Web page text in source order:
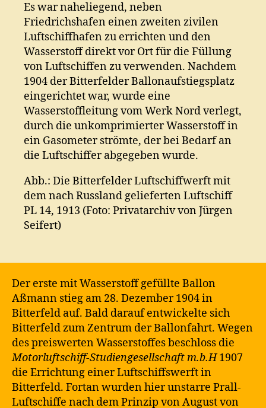
Es war naheliegend, neben
Friedrichshafen einen zweiten zivilen
Luftschiffhafen zu errichten und den
Wasserstoff direkt vor Ort für die Füllung
von Luftschiffen zu verwenden. Nachdem
1904 der Bitterfelder Ballonaufstiegsplatz
eingerichtet war, wurde eine
Wasserstoffleitung vom Werk Nord verlegt,
durch die unkomprimierter Wasserstoff in
ein Gasometer strömte, der bei Bedarf an
die Luftschiffer abgegeben wurde.
Abb.: Die Bitterfelder Luftschiffwerft mit
dem nach Russland gelieferten Luftschiff
PL 14, 1913 (Foto: Privatarchiv von Jürgen
Seifert)
Der erste mit Wasserstoff gefüllte Ballon
Aßmann stieg am 28. Dezember 1904 in
Bitterfeld auf. Bald darauf entwickelte sich
Bitterfeld zum Zentrum der Ballonfahrt. Wegen
des preiswerten Wasserstoffes beschloss die
Motorluftschiff-Studiengesellschaft m.b.H1907
die Errichtung einer Luftschiffswerft in
Bitterfeld. Fortan wurden hier unstarre Prall-
Luftschiffe nach dem Prinzip von August von